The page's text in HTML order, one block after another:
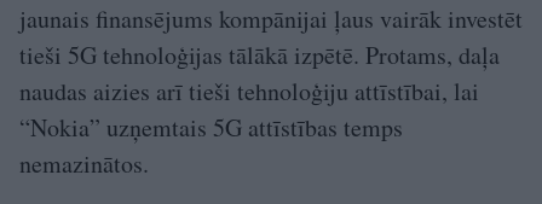
jaunais finansējums kompānijai ļaus vairāk investēt
tieši 5G tehnoloģijas tālākā izpētē. Protams, daļa
naudas aizies arī tieši tehnoloģiju attīstībai, lai
“Nokia” uzņemtais 5G attīstības temps
nemazinātos.